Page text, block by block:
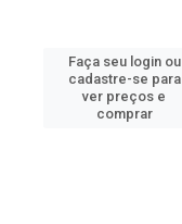
Faça seu login ou
cadastre-se para
ver preços e
comprar